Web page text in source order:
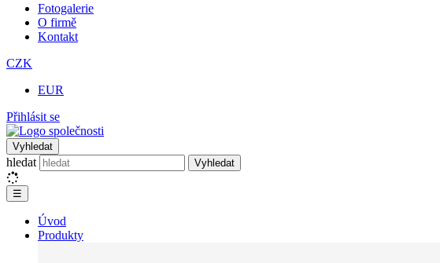
Fotogalerie
O firmě
Kontakt
CZK
EUR
Přihlásit se
Vyhledat
hledat Vyhledat
☰
Úvod
Produkty